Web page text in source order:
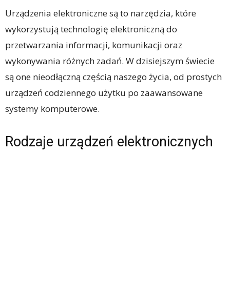
Urządzenia elektroniczne są to narzędzia, które
wykorzystują technologię elektroniczną do
przetwarzania informacji, komunikacji oraz
wykonywania różnych zadań. W dzisiejszym świecie
są one nieodłączną częścią naszego życia, od prostych
urządzeń codziennego użytku po zaawansowane
systemy komputerowe.
Rodzaje urządzeń elektronicznych